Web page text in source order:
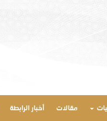
مقالات أخبار الرابطة